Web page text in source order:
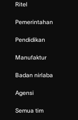
Ritel
Pemerintahan
Pendidikan
Manufaktur
Badan nirlaba
Agensi
Semua tim